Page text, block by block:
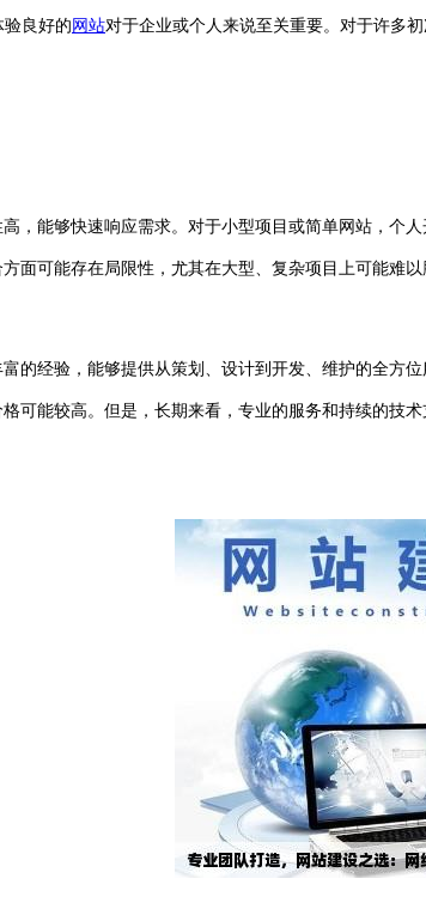
良好的 网站对于企业或个人来说至关重要。对于许多
能够快速响应需求。对于小型项目或简单网站，个人
可能存在局限性，尤其在大型、复杂项目上可能难以
经验，能够提供从策划、设计到开发、维护的全方位
能较高。但是，长期来看，专业的服务和持续的技术